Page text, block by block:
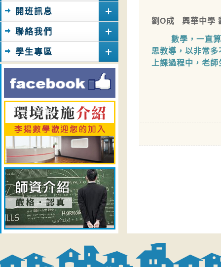
開班訊息
聯絡我們
學生專區
劉O成 興華中學
數學，一直算是
思教導，以非常
上課過程中，老